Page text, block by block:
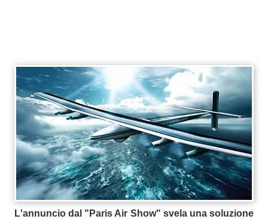
L'annuncio dal "Paris Air Show" svela una soluzione